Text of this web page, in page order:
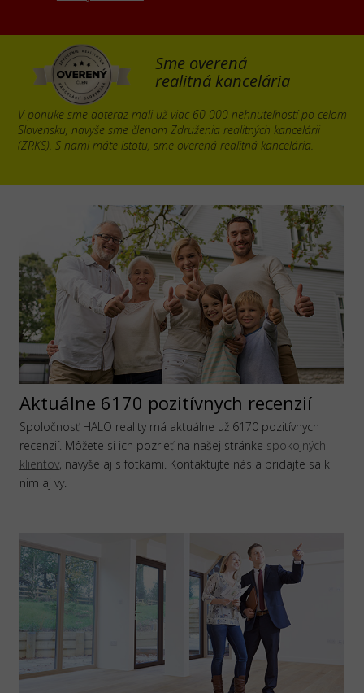
Sme overená
realitná kancelária
V ponuke sme doteraz mali už viac 60 000 nehnuteľností po celom
Slovensku, navyše sme členom Združenia realitných kancelárii
(ZRKS). S nami máte istotu, sme overená realitná kancelária.
Aktuálne 6170 pozitívnych recenzií
Spoločnosť HALO reality má aktuálne už 6170 pozitívnych
recenzií. Môžete si ich pozrieť na našej stránke spokojných
klientov, navyše aj s fotkami. Kontaktujte nás a pridajte sa k
nim aj vy.